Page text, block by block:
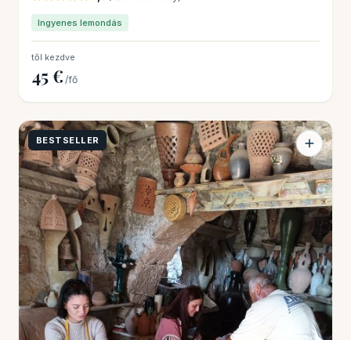
Ingyenes lemondás
től kezdve
45 € /fő
BESTSELLER